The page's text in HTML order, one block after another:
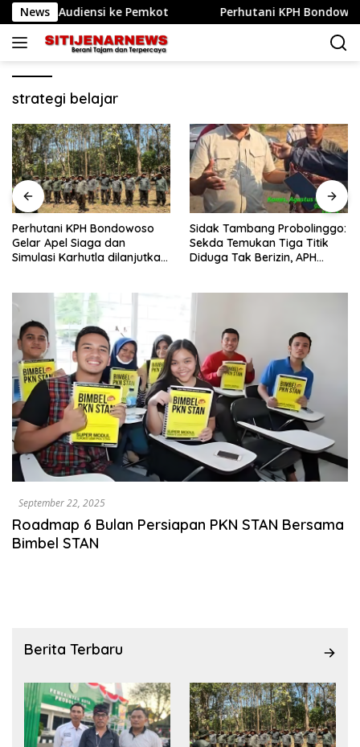
Langsung
ke
konten
News
Audiensi ke Pemkot Perhutani KPH Bondowoso
strategi belajar
Perhutani KPH Bondowoso
Gelar Apel Siaga dan
Simulasi Karhutla dilanjutkan
Sidak Tambang Probolinggo:
Sekda Temukan Tiga Titik
Diduga Tak Berizin, APH
September 22, 2025
Roadmap 6 Bulan Persiapan PKN STAN Bersama
Bimbel STAN
Berita Terbaru